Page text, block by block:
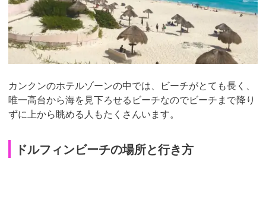
カンクンのホテルゾーンの中では、ビーチがとても長く、
唯一高台から海を見下ろせるビーチなのでビーチまで降り
ずに上から眺める人もたくさんいます。
ドルフィンビーチの場所と行き方